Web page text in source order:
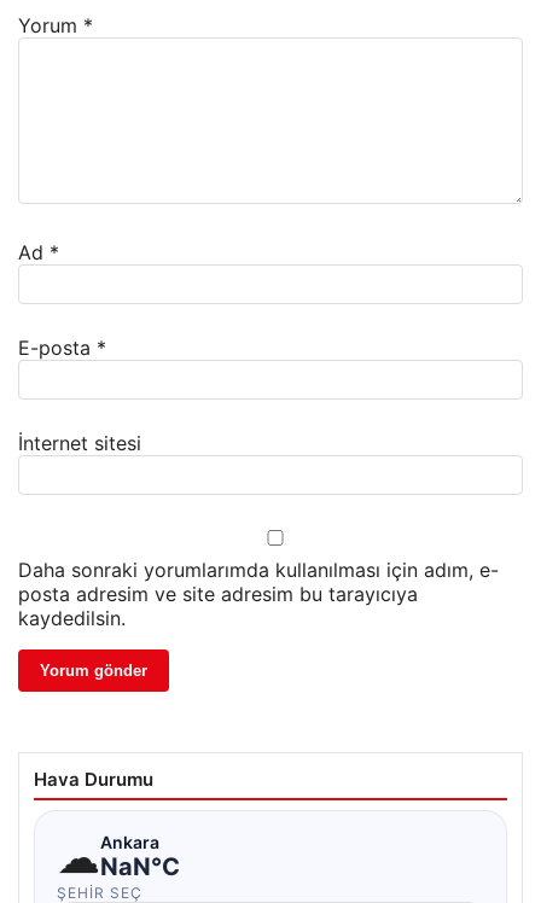
Yorum *
Ad *
E-posta *
İnternet sitesi
Daha sonraki yorumlarımda kullanılması için adım, e-
posta adresim ve site adresim bu tarayıcıya
kaydedilsin.
Hava Durumu
☁Ankara
NaN°C
ŞEHIR SEÇ